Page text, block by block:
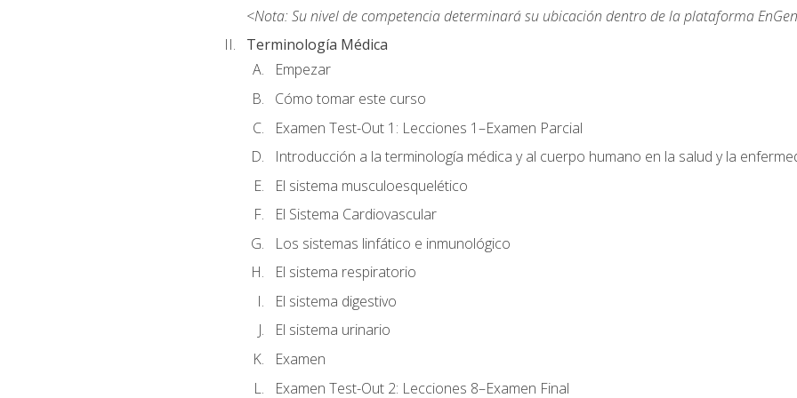
<Nota: Su nivel de competencia determinará su ubicación dentro de la plataforma
Terminología Médica
Empezar
Cómo tomar este curso
Examen Test-Out 1: Lecciones 1–Examen Parcial
Introducción a la terminología médica y al cuerpo humano en la salud y la
El sistema musculoesquelético
El Sistema Cardiovascular
Los sistemas linfático e inmunológico
El sistema respiratorio
El sistema digestivo
El sistema urinario
Examen
Examen Test-Out 2: Lecciones 8–Examen Final